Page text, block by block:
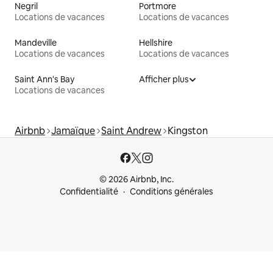
Negril
Locations de vacances
Portmore
Locations de vacances
Mandeville
Locations de vacances
Hellshire
Locations de vacances
Saint Ann's Bay
Locations de vacances
Afficher plus
Airbnb Jamaïque Saint Andrew Kingston
© 2026 Airbnb, Inc.
Confidentialité
Conditions générales